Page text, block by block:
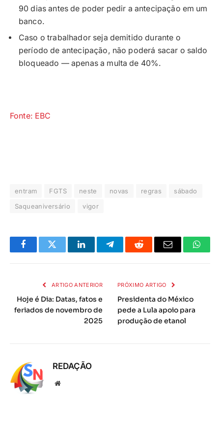
90 dias antes de poder pedir a antecipação em um
banco.
Caso o trabalhador seja demitido durante o
período de antecipação, não poderá sacar o saldo
bloqueado — apenas a multa de 40%.
Fonte: EBC
entram FGTS neste novas regras
sábado
Saqueaniversário
vigor
FacebookTwitter LinkedInTelegramaReddit
E-
ARTIGO ANTERIOR
Hoje é Dia: Datas, fatos e
feriados de novembro de
2025
PRÓXIMO ARTIGO
Presidenta do México
pede a Lula apoio para
produção de etanol
REDAÇÃO
Local